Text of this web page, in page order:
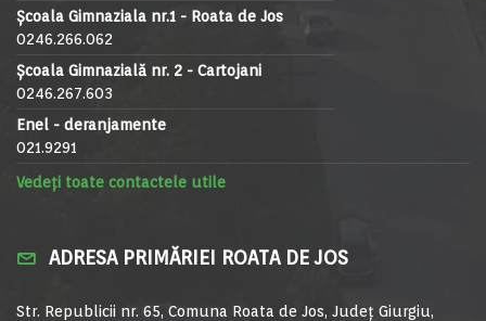
Școala Gimnaziala nr.1 - Roata de Jos
0246.266.062
Școala Gimnazială nr. 2 - Cartojani
0246.267.603
Enel - deranjamente
021.9291
Vedeți toate contactele utile
ADRESA PRIMĂRIEI ROATA DE JOS
Str. Republicii nr. 65, Comuna Roata de Jos, Județ Giurgiu,